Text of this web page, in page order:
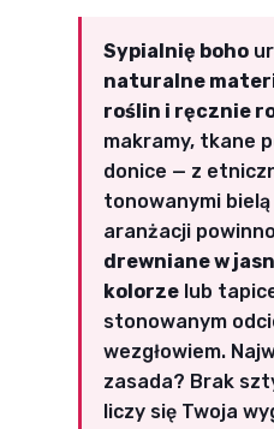
Sypialnię boho
naturalne
roślin i ręcznie
makramy, tkane
donice — z
tonowanymi bielą
aranżacji
drewniane w
kolorze lub
stonowanym
wezgłowiem.
zasada? Brak
liczy się Twoja